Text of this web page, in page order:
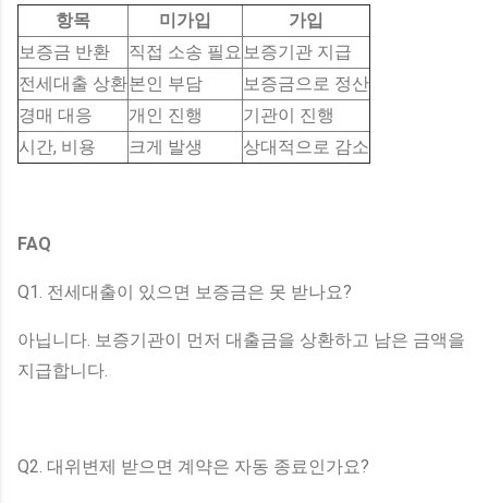
항목 미가입
가입
보증금 반환
직접 소송 필요보증기관 지급
전세대출 상환본인 부담
보증금으로 정산
경매 대응
개인 진행
기관이 진행
시간, 비용
크게 발생 상대적으로 감소
FAQ
Q1. 전세대출이 있으면 보증금은 못 받나요?
아닙니다. 보증기관이 먼저 대출금을 상환하고 남은 금액을
지급합니다.
Q2. 대위변제 받으면 계약은 자동 종료인가요?